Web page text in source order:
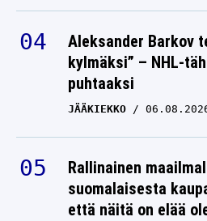
Aleksander Barkov
kylmäksi” – NHL-
puhtaaksi
JÄÄKIEKKO
Rallinainen
suomalaisesta
että näitä on elää